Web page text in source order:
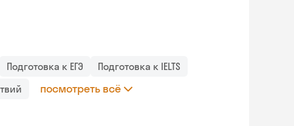
Подготовка к ЕГЭ
Подготовка к IELTS
посмотреть всё